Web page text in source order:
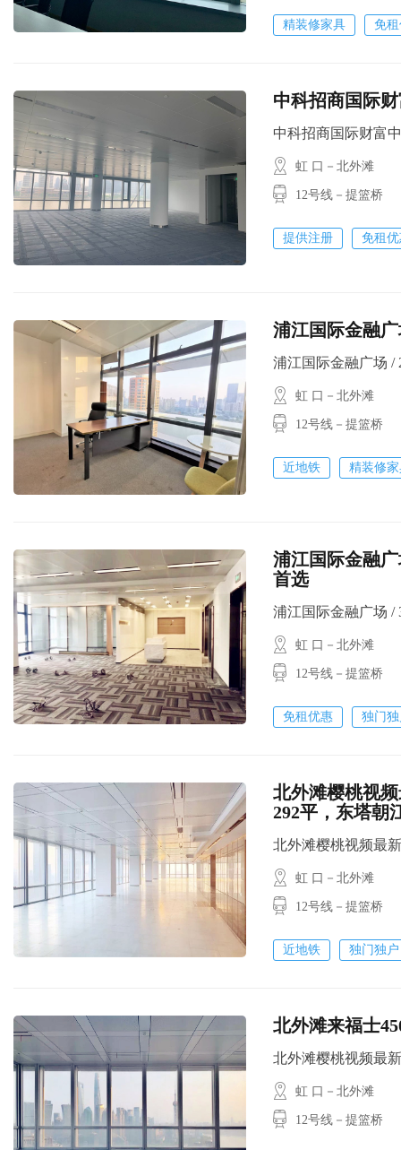
精装修家具 免
中科招商国际财
中科招商国际财富
虹 口－北外滩
12号线－提篮桥
提供注册 免租
浦江国际金融
浦江国际金融广场 /
虹 口－北外滩
12号线－提篮桥
近地铁 精装修
浦江国际金融广
首选
浦江国际金融广场 /
虹 口－北外滩
12号线－提篮桥
免租优惠 独门
北外滩樱桃视
292平，东塔
北外滩樱桃视频最
虹 口－北外滩
12号线－提篮桥
近地铁 独门独户
北外滩来福士450
北外滩樱桃视频最
虹 口－北外滩
12号线－提篮桥